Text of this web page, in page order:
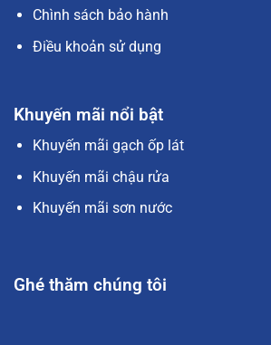
Chình sách bảo hành
Điều khoản sử dụng
Khuyến mãi nổi bật
Khuyến mãi gạch ốp lát
Khuyến mãi chậu rửa
Khuyến mãi sơn nước
Ghé thăm chúng tôi